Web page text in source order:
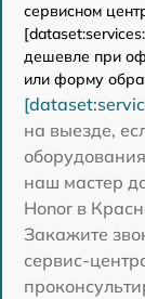
сервисном
дешевле при
или форму
на выезде,
наш мастер
Honor в
Закажите
сервис-